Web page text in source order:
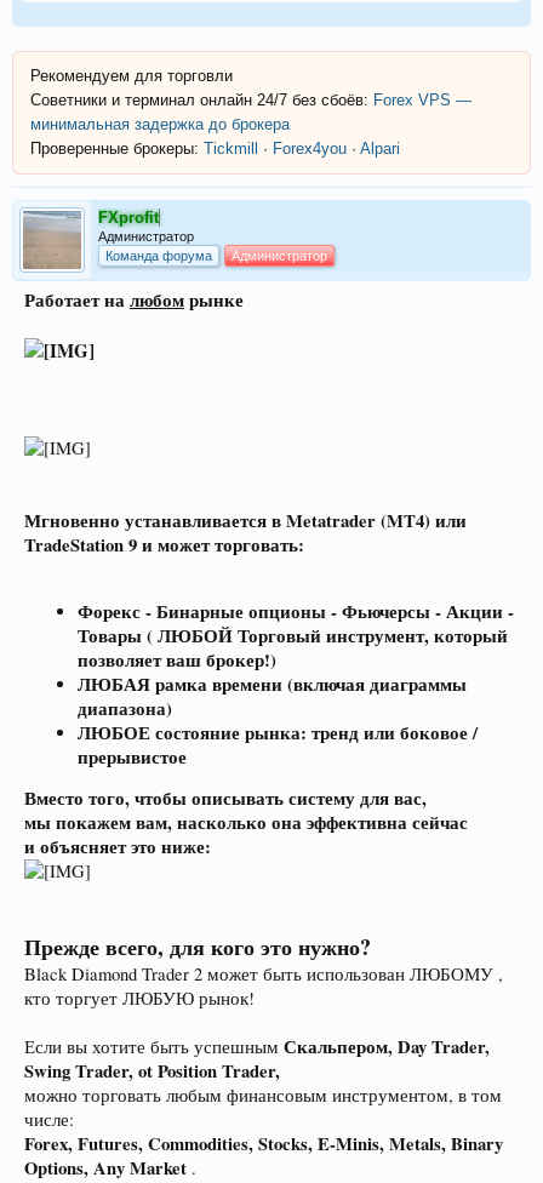
Рекомендуем для торговли
Советники и терминал онлайн 24/7 без сбоёв: Forex VPS —
минимальная задержка до брокера
Проверенные брокеры: Tickmill · Forex4you · Alpari
FXprofit
Администратор
Команда форума
Администратор
Работает налюбомрынке
Мгновенно устанавливается в Metatrader (MT4) или
TradeStation 9 и может торговать:
Форекс - Бинарные опционы - Фьючерсы - Акции -
Товары ( ЛЮБОЙ Торговый инструмент, который
позволяет ваш брокер!)
ЛЮБАЯ рамка времени (включая диаграммы
диапазона)
ЛЮБОЕ состояние рынка: тренд или боковое /
прерывистое
Вместо того, чтобы описывать систему для вас,
мы покажем вам, насколько она эффективна сейчас
и объясняет это ниже:
Прежде всего, для кого это нужно?
Black Diamond Trader 2 может быть использован ЛЮБОМУ ,
кто торгует ЛЮБУЮ рынок!
Если вы хотите быть успешным Скальпером, Day Trader,
Swing Trader, ot Position Trader,
можно торговать любым финансовым инструментом, в том
числе:
Forex, Futures, Commodities, Stocks, E-Minis, Metals, Binary
Options, Any Market .